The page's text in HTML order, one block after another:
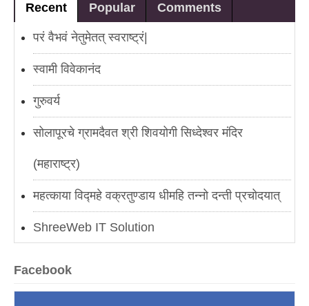
Recent Popular Comments
परं वैभवं नेतुमेतत् स्वराष्ट्रं|
स्वामी विवेकानंद
गुरुवर्य
सोलापूरचे ग्रामदैवत श्री शिवयोगी सिध्देश्वर मंदिर
(महाराष्ट्र)
महत्काया विद्महे वक्रतुण्डाय धीमहि तन्नो दन्ती प्रचोदयात्
ShreeWeb IT Solution
मोगलस्तानचे कारस्थान
Facebook